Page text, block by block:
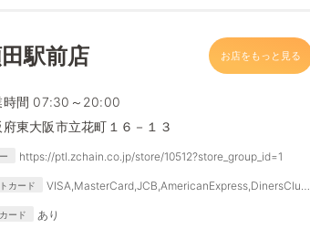
駅前店 お店をもっと見る
時間 07:30～20:00
府東大阪市立花町１６－１３
https://ptl.zchain.co.jp/store/10512?store_group_id=1
カード
VISA,MasterCard,JCB,AmericanExpress,DinersClub,
ード あり